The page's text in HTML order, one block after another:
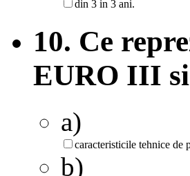
din 3 in 3 ani.
10. Ce
EURO III
a)
caracteristicile tehnice de
b)